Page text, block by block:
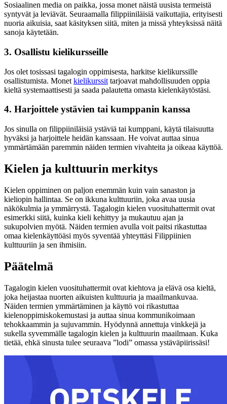
Sosiaalinen media on paikka, jossa monet näistä uusista termeistä
syntyvät ja leviävät. Seuraamalla filippiiniläisiä vaikuttajia, erityisesti
nuoria aikuisia, saat käsityksen siitä, miten ja missä yhteyksissä näitä
sanoja käytetään.
3. Osallistu kielikursseille
Jos olet tosissasi tagalogin oppimisesta, harkitse kielikurssille
osallistumista. Monet kielikurssit tarjoavat mahdollisuuden oppia
kieltä systemaattisesti ja saada palautetta omasta kielenkäytöstäsi.
4. Harjoittele ystävien tai kumppanin kanssa
Jos sinulla on filippiiniläisiä ystäviä tai kumppani, käytä tilaisuutta
hyväksi ja harjoittele heidän kanssaan. He voivat auttaa sinua
ymmärtämään paremmin näiden termien vivahteita ja oikeaa käyttöä.
Kielen ja kulttuurin merkitys
Kielen oppiminen on paljon enemmän kuin vain sanaston ja
kieliopin hallintaa. Se on ikkuna kulttuuriin, joka avaa uusia
näkökulmia ja ymmärrystä. Tagalogin kielen vuosituhattermit ovat
esimerkki siitä, kuinka kieli kehittyy ja mukautuu ajan ja
sukupolvien myötä. Näiden termien avulla voit paitsi rikastuttaa
omaa kielenkäyttöäsi myös syventää yhteyttäsi Filippiinien
kulttuuriin ja sen ihmisiin.
Päätelmä
Tagalogin kielen vuosituhattermit ovat kiehtova ja elävä osa kieltä,
joka heijastaa nuorten aikuisten kulttuuria ja maailmankuvaa.
Näiden termien ymmärtäminen ja käyttö voi rikastuttaa
kielenoppimiskokemustasi ja auttaa sinua kommunikoimaan
tehokkaammin ja sujuvammin. Hyödynnä annettuja vinkkejä ja
sukella syvemmälle tagalogin kielen ja kulttuurin maailmaan. Kuka
tietää, ehkä sinusta tulee seuraava ”lodi” omassa ystäväpiirissäsi!